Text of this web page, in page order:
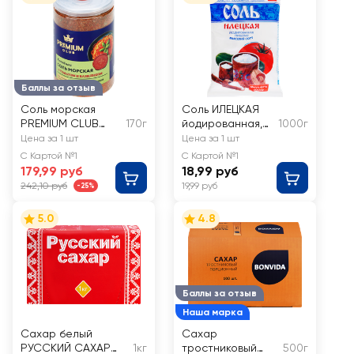
Баллы за отзыв
Соль морская
PREMIUM CLUB
Копченая, с
томатом и
базиликом, мелкий
помол
170г
Цена за 1 шт
С Картой №1
179,99 руб
242,10 руб -25%
Соль ИЛЕЦКАЯ
йодированная,
помол №1
высший сорт
1000г
Цена за 1 шт
С Картой №1
18,99 руб
19,99 руб
5.0
Сахар белый
РУССКИЙ САХАР
1кг
Баллы за отзыв
Наша марка
4.8
Сахар
тростниковый
500г